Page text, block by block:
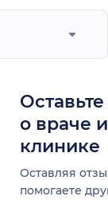
о враче
клинике
Оставляя
помогаете